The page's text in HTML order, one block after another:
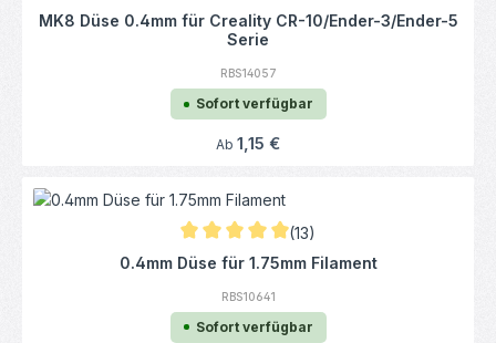
Durchschnittliche Bewertung von 5 von 5
MK8 Düse 0.4mm für Creality CR-10/Ender-3/Ender-5
Serie
RBS14057
Sofort verfügbar
Regulärer Preis:
Ab 1,15 €
Durchschnittliche Bewertung von 5 von 5
(13)
0.4mm Düse für 1.75mm Filament
RBS10641
Sofort verfügbar